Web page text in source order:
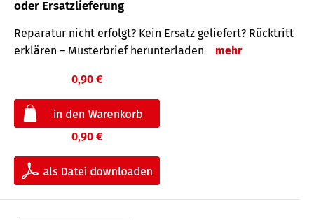
oder Ersatzlieferung
Reparatur nicht erfolgt? Kein Ersatz geliefert? Rücktritt
erklären – Musterbrief herunterladen
mehr
0,90 €
0,90 €